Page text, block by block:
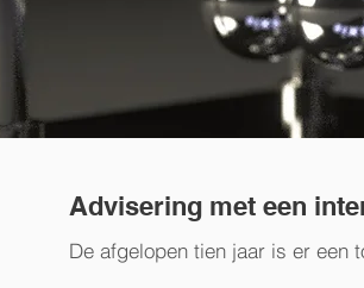
Advisering met een
De afgelopen tien jaar is er een